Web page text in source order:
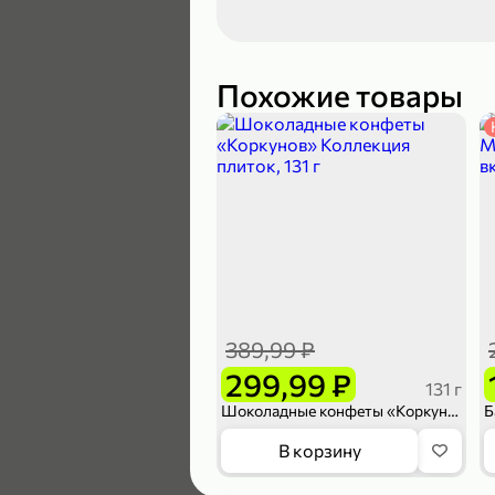
Похожие товары
299,99 ₽
389,99 ₽
131 г
Шоколадные конфеты «Коркунов» Коллекция плиток, 131 г
В корзину
В корзину
83,99 ₽
104,99 ₽